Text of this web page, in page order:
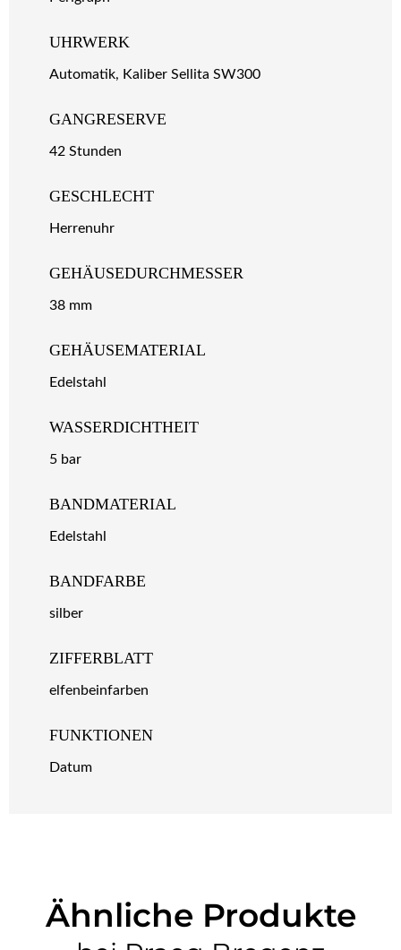
UHRWERK
Automatik, Kaliber Sellita SW300
GANGRESERVE
42 Stunden
GESCHLECHT
Herrenuhr
GEHÄUSEDURCHMESSER
38 mm
GEHÄUSEMATERIAL
Edelstahl
WASSERDICHTHEIT
5 bar
BANDMATERIAL
Edelstahl
BANDFARBE
silber
ZIFFERBLATT
elfenbeinfarben
FUNKTIONEN
Datum
Ähnliche Produkte